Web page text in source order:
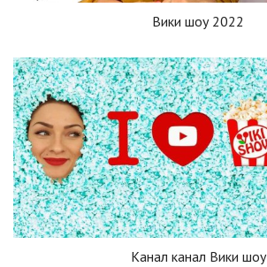
Вики шоу 2022
Канал канал Вики шоу